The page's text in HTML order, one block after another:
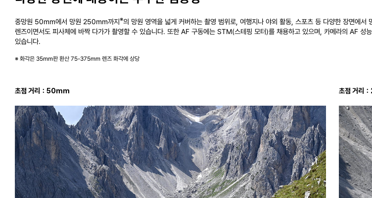
중망원 50mm에서 망원 250mm까지※의 망원 영역을 넓게 커버하는 촬영 범위로, 여행지나 야외 활동, 스포츠 등 다양한 장면에
렌즈이면서도 피사체에 바짝 다가가 촬영할 수 있습니다. 또한 AF 구동에는 STM(스테핑 모터)를 채용하고 있으며, 카메라의 AF
있습니다.
※ 화각은 35mm판 환산 75-375mm 렌즈 화각에 상당
초점 거리：50mm 초점 거리